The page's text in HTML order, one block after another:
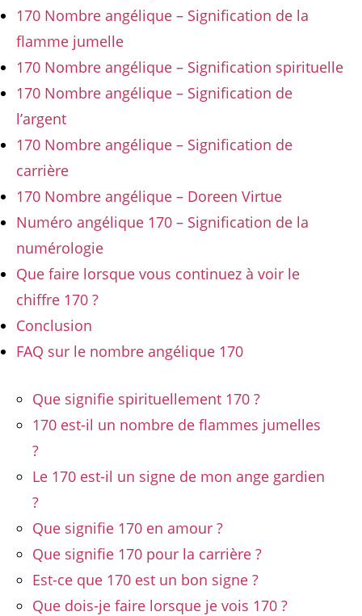
170 Nombre angélique – Signification de la
flamme jumelle
170 Nombre angélique – Signification spirituelle
170 Nombre angélique – Signification de
l’argent
170 Nombre angélique – Signification de
carrière
170 Nombre angélique – Doreen Virtue
Numéro angélique 170 – Signification de la
numérologie
Que faire lorsque vous continuez à voir le
chiffre 170 ?
Conclusion
FAQ sur le nombre angélique 170
Que signifie spirituellement 170 ?
170 est-il un nombre de flammes jumelles
?
Le 170 est-il un signe de mon ange gardien
?
Que signifie 170 en amour ?
Que signifie 170 pour la carrière ?
Est-ce que 170 est un bon signe ?
Que dois-je faire lorsque je vois 170 ?